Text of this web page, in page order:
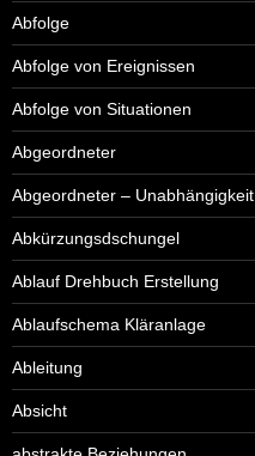
Abfolge
Abfolge von Ereignissen
Abfolge von Situationen
Abgeordneter
Abgeordneter – Unabhängigkeit
Abkürzungsdschungel
Ablauf Drehbuch Erstellung
Ablaufschema Kläranlage
Ableitung
Absicht